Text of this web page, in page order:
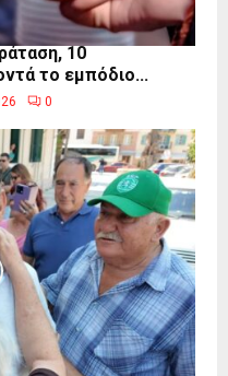
10
το εμπόδιο...
0